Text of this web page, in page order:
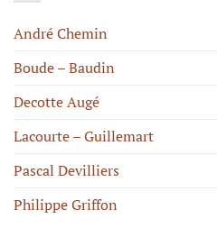
André Chemin
Boude – Baudin
Decotte Augé
Lacourte – Guillemart
Pascal Devilliers
Philippe Griffon